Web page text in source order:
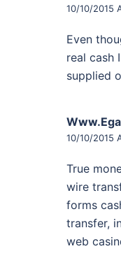
10/10/2015
Even
real cash
supplied
10/10/2015
True
wire
forms
transfer,
web